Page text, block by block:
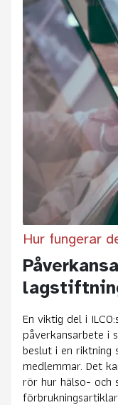
Hur fungerar
En viktig del i
påverkansarbete i
beslut i en riktning
medlemmar. Det
rör hur hälso- och